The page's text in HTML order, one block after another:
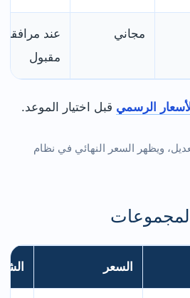
مجاني
عند مرافقة
مقبول
الرسمي قبل اختيار الموعد.
ويظهر السعر النهائي في نظام
السعر